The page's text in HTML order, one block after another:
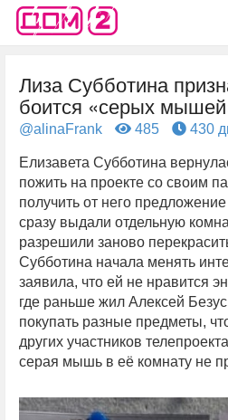
Лиза Субботина
боится «серых
@alinaFrank 485 430
Елизавета Субботина
пожить на проекте со своим
получить от него
сразу выдали отдельную
разрешили заново
Субботина начала менять
заявила, что ей не нравится
где раньше жил Алексей
покупать разные предметы,
других участников
серая мышь в её комнату не